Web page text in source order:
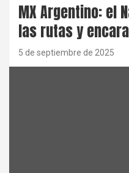
MX Argentino: el
las rutas y
5 de septiembre de 2025